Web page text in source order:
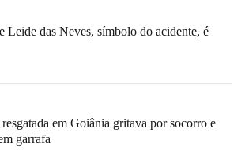
Leide das Neves, símbolo do acidente, é
em Goiânia gritava por socorro e
garrafa